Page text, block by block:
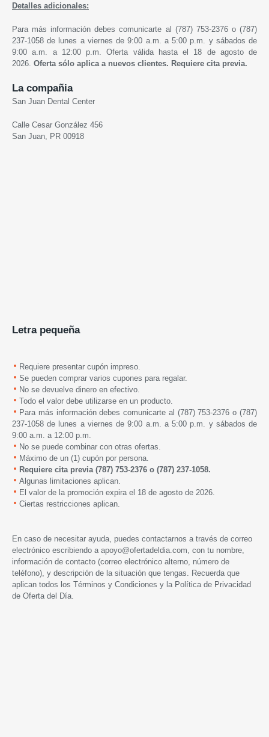
Detalles adicionales:
Para más información debes comunicarte al (787) 753-2376 o (787)
237-1058 de lunes a viernes de 9:00 a.m. a 5:00 p.m. y sábados de
9:00 a.m. a 12:00 p.m.
Oferta válida hasta el 18 de agosto de
2026. Oferta sólo aplica a nuevos clientes. Requiere cita previa.
La compañia
San Juan Dental Center
Calle Cesar González 456
San Juan, PR 00918
Letra pequeña
Requiere presentar cupón impreso.
Se pueden comprar varios cupones para regalar.
No se devuelve dinero en efectivo.
Todo el valor debe utilizarse en un producto.
Para más información debes comunicarte al (787) 753-2376 o (787)
237-1058 de lunes a viernes de 9:00 a.m. a 5:00 p.m. y sábados de
9:00 a.m. a 12:00 p.m.
No se puede combinar con otras ofertas.
Máximo de un (1) cupón por persona.
Requiere cita previa (787) 753-2376 o (787) 237-1058.
Algunas limitaciones aplican.
El valor de la promoción expira el 18 de agosto de 2026.
Ciertas restricciones aplican.
En caso de necesitar ayuda, puedes contactarnos a través de correo
electrónico escribiendo a apoyo@ofertadeldia.com , con tu nombre,
información de contacto (correo electrónico alterno, número de
teléfono), y descripción de la situación que tengas. Recuerda que
aplican todos los Términos y Condiciones y la Política de Privacidad
de Oferta del Día.